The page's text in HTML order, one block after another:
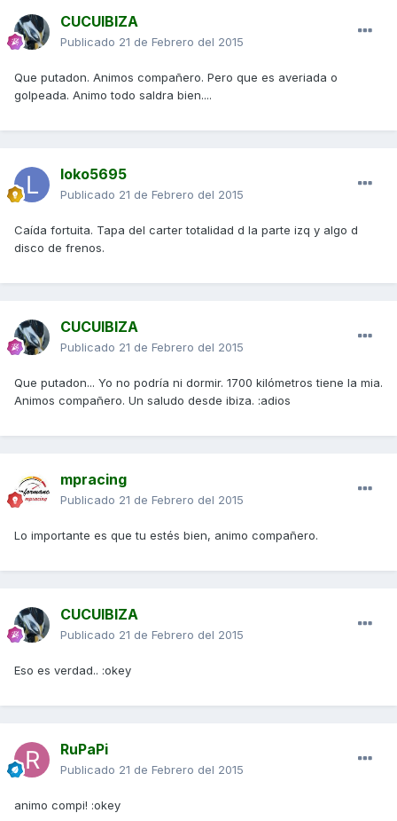
CUCUIBIZA
Publicado 21 de Febrero del 2015
Que putadon. Animos compañero. Pero que es averiada o
golpeada. Animo todo saldra bien....
loko5695
Publicado 21 de Febrero del 2015
Caída fortuita. Tapa del carter totalidad d la parte izq y algo d
disco de frenos.
CUCUIBIZA
Publicado 21 de Febrero del 2015
Que putadon... Yo no podría ni dormir. 1700 kilómetros tiene la mia.
Animos compañero. Un saludo desde ibiza. :adios
mpracing
Publicado 21 de Febrero del 2015
Lo importante es que tu estés bien, animo compañero.
CUCUIBIZA
Publicado 21 de Febrero del 2015
Eso es verdad.. :okey
RuPaPi
Publicado 21 de Febrero del 2015
animo compi! :okey